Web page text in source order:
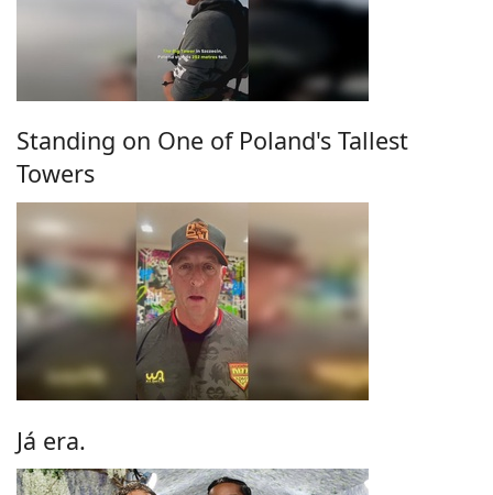
Standing on One of Poland's Tallest
Towers
Já era.